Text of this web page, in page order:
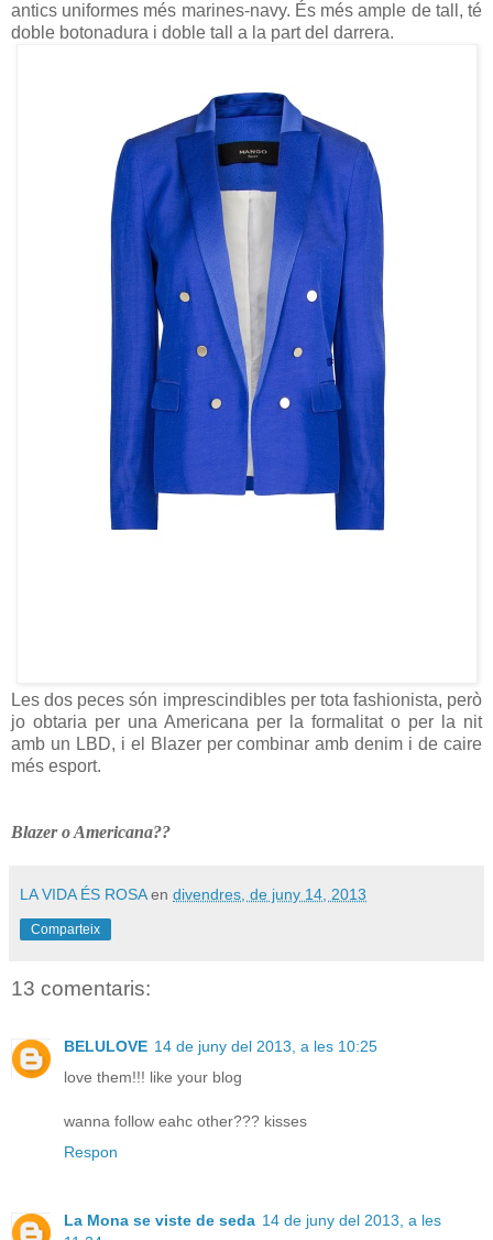
antics uniformes més marines-navy. És més ample de tall, té
doble botonadura i doble tall a la part del darrera.
Les dos peces són imprescindibles per tota fashionista, però
jo obtaria per una Americana per la formalitat o per la nit
amb un LBD, i el Blazer per combinar amb denim i de caire
més esport.
Blazer o Americana??
LA VIDA ÉS ROSA en divendres, de juny 14, 2013
Comparteix
13 comentaris:
BELULOVE 14 de juny del 2013, a les 10:25
love them!!! like your blog
wanna follow eahc other??? kisses
Respon
La Mona se viste de seda 14 de juny del 2013, a les